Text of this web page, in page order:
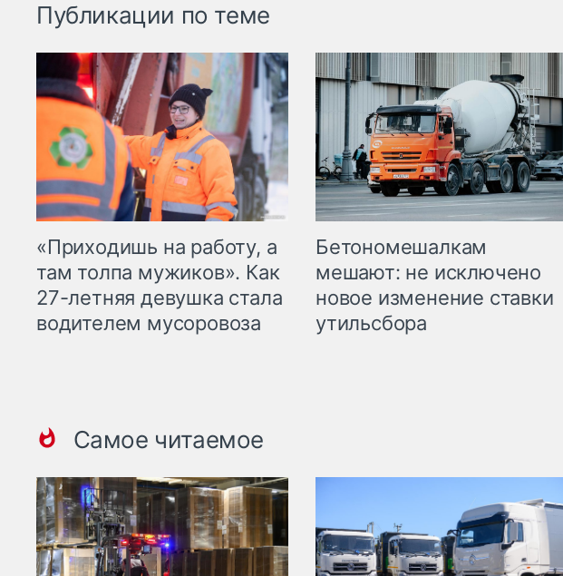
Публикации по теме
«Приходишь на работу, а
там толпа мужиков». Как
27-летняя девушка стала
водителем мусоровоза
Бетономешалкам
мешают: не исключено
новое изменение ставки
утильсбора
Самое читаемое